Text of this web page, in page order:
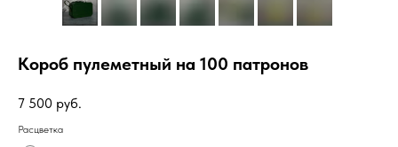
Короб пулеметный на 100 патронов
7 500 руб.
Расцветка